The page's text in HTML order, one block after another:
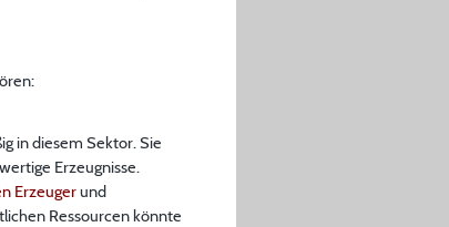
in diesem Sektor. Sie
Erzeugnisse.
Erzeugerund
Ressourcen könnte